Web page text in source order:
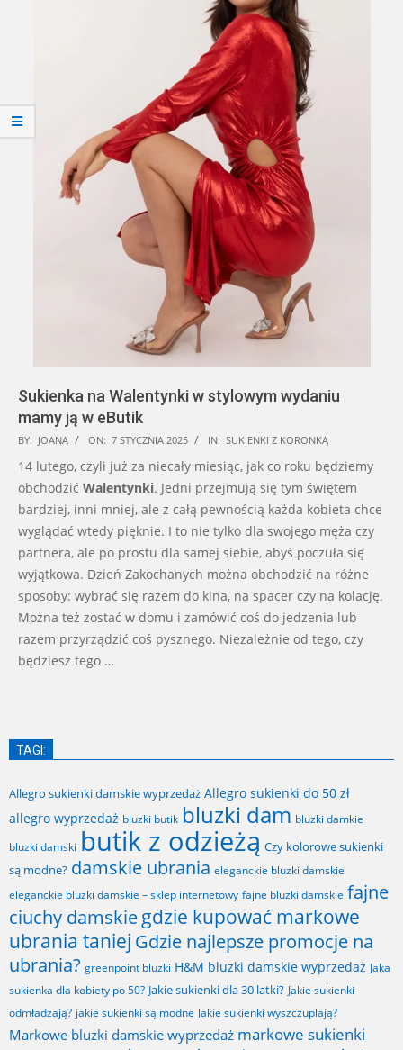
Sukienka na Walentynki w stylowym wydaniu
mamy ją w eButik
2025-
01-
07
BY: JOANA ON: 7 STYCZNIA 2025 IN: SUKIENKI Z KORONKĄ
14 lutego, czyli już za niecały miesiąc, jak co roku będziemy
obchodzić Walentynki. Jedni przejmują się tym świętem
bardziej, inni mniej, ale z całą pewnością każda kobieta chce
wyglądać wtedy pięknie. I to nie tylko dla swojego męża czy
partnera, ale po prostu dla samej siebie, abyś poczuła się
wyjątkowa. Dzień Zakochanych można obchodzić na różne
sposoby: wybrać się razem do kina, na spacer czy na kolację.
Można też zostać w domu i zamówić coś do jedzenia lub
razem przyrządzić coś pysznego. Niezależnie od tego, czy
będziesz tego …
TAGI:
Allegro sukienki damskie wyprzedaż Allegro sukienki do 50 zł
allegro wyprzedaż bluzki butik bluzki dam bluzki damkie
bluzki damski butik z odzieżą Czy kolorowe sukienki
są modne? damskie ubrania eleganckie bluzki damskie
eleganckie bluzki damskie – sklep internetowy fajne bluzki damskie fajne
ciuchy damskiegdzie kupować markowe
ubrania taniej Gdzie najlepsze promocje na
ubrania? greenpoint bluzki H&M bluzki damskie wyprzedaż Jaka
sukienka dla kobiety po 50? Jakie sukienki dla 30 latki? Jakie sukienki
odmładzają? jakie sukienki są modne Jakie sukienki wyszczuplają?
Markowe bluzki damskie wyprzedaż markowe sukienki